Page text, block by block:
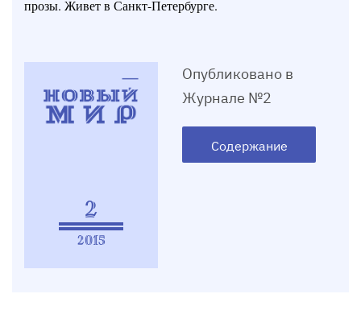
прозы. Живет в Санкт-Петербурге.
2
2015
Опубликовано в
Журнале №2
Содержание